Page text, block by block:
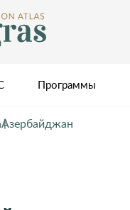
Программы
Азербайджан